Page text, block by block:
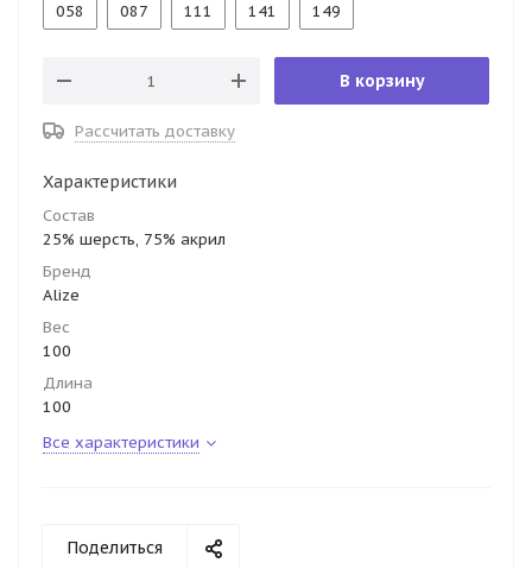
058 087 111 141 149
В корзину
Рассчитать доставку
Характеристики
Состав
25% шерсть, 75% акрил
Бренд
Alize
Вес
100
Длина
100
Все характеристики
Поделиться